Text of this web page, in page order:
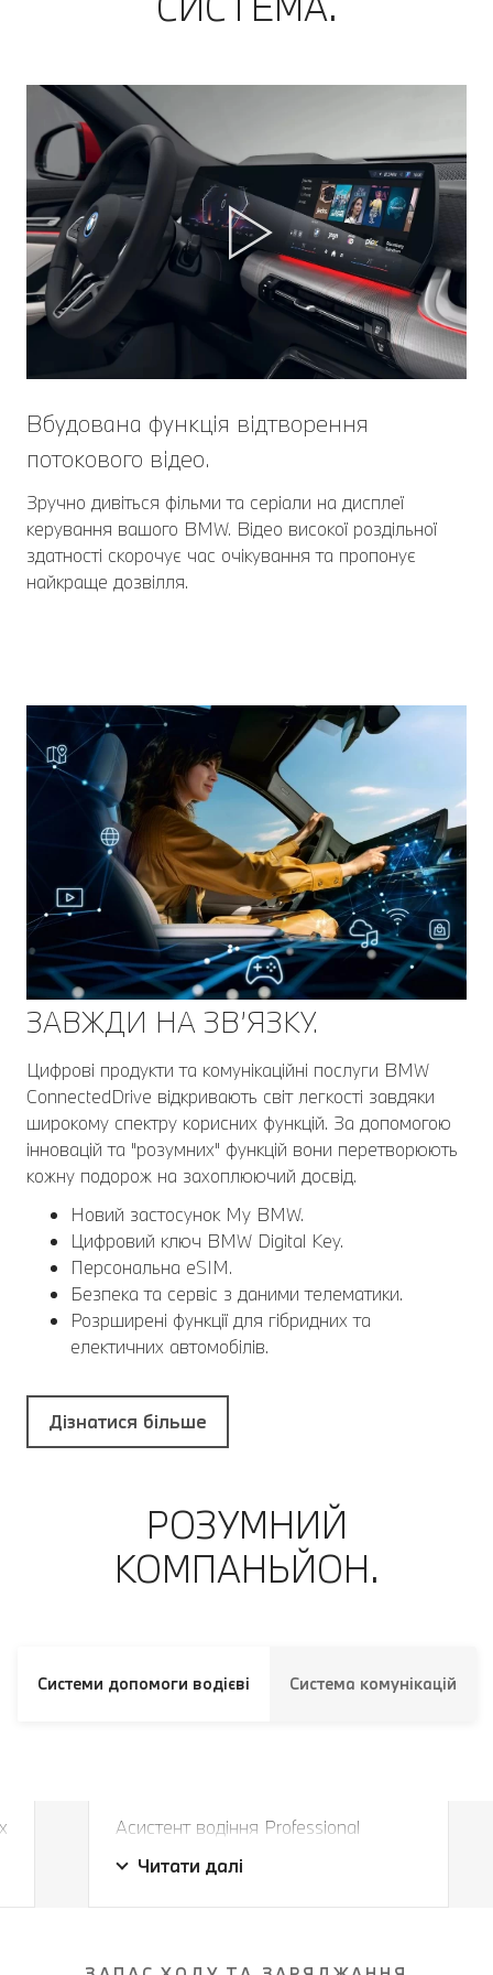
Вбудована функція відтворення
потокового відео.
Зручно дивіться фільми та серіали на дисплеї
керування вашого BMW. Відео високої роздільної
здатності скорочує час очікування та пропонує
найкраще дозвілля.
ЗАВЖДИ НА ЗВ’ЯЗКУ.
Цифрові продукти та комунікаційні послуги BMW
ConnectedDrive відкривають світ легкості завдяки
широкому спектру корисних функцій. За допомогою
інновацій та "розумних" функцій вони перетворюють
кожну подорож на захоплюючий досвід.
Новий застосунок My BMW.
Цифровий ключ BMW Digital Key.
Персональна eSIM.
Безпека та сервіс з даними телематики.
Розрширені функції для гібридних та
електичних автомобілів.
Дізнатися більше
РОЗУМНИЙ
КОМПАНЬЙОН.
Системи допомоги водієві Система комунікацій
Завжди в правильній смузі і на
правильній дистанції.
Асистент водіння Professional
поточній смузі руху та на потрібній
відстані на швидкості до 210 км/год.
Читати далі